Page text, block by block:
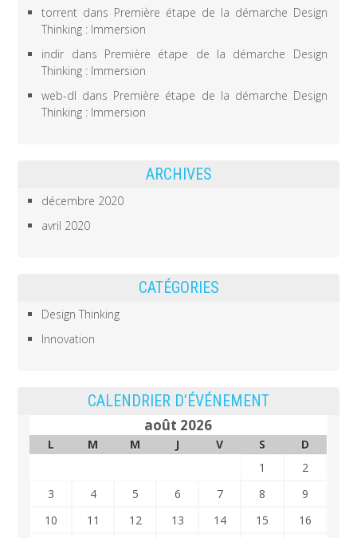
torrent dans Première étape de la démarche Design
Thinking : Immersion
indir dans Première étape de la démarche Design
Thinking : Immersion
web-dl dans Première étape de la démarche Design
Thinking : Immersion
ARCHIVES
décembre 2020
avril 2020
CATÉGORIES
Design Thinking
Innovation
CALENDRIER D’ÉVÉNEMENT
août 2026
L M M J V S
D
1
2
3
4 5 6 7 8
9
10
11 12 13 14 15
16